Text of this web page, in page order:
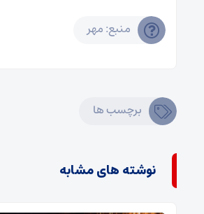
منبع: مهر
برچسب ها
نوشته های مشابه